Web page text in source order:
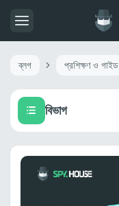
ব্লগ প্রশিক্ষণ ও গাইড
বিভাগ